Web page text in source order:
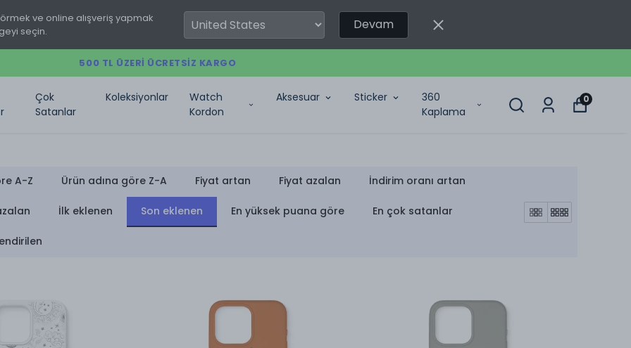
ve online alışveriş yapmak
seçin.
Devam
500 TL ÜZERI ÜCRETSIZ KARGO
Çok
Satanlar
Koleksiyonlar
Watch
Kordon
Aksesuar Sticker
360
Kaplama
0
A-Z Ürün adına göre Z-A Fiyat artan Fiyat azalan İndirim oranı artan
İlk eklenen Son eklenen En yüksek puana göre En çok satanlar